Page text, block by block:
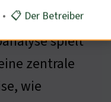
spielt
zentrale
wie
• 📋 Der Betreiber